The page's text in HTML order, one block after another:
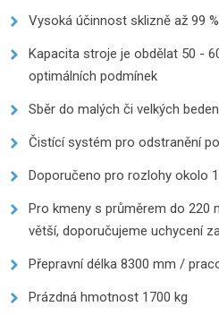
Vysoká účinnost sklizně až 99 %
Kapacita stroje je obdělat 50 -
optimálních podmínek
Sběr do malých či velkých beden
Čistící systém pro odstranění
Doporučeno pro rozlohy okolo
Pro kmeny s průměrem do 220
větší, doporučujeme uchycení
Přepravní délka 8300 mm /
Prázdná hmotnost 1700 kg